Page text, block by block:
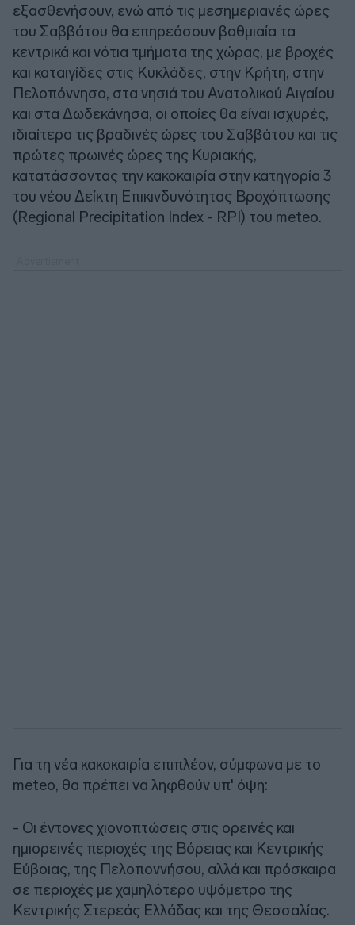
εξασθενήσουν, ενώ από τις μεσημεριανές ώρες
του Σαββάτου θα επηρεάσουν βαθμιαία τα
κεντρικά και νότια τμήματα της χώρας, με βροχές
και καταιγίδες στις Κυκλάδες, στην Κρήτη, στην
Πελοπόννησο, στα νησιά του Ανατολικού Αιγαίου
και στα Δωδεκάνησα, οι οποίες θα είναι ισχυρές,
ιδιαίτερα τις βραδινές ώρες του Σαββάτου και τις
πρώτες πρωινές ώρες της Κυριακής,
κατατάσσοντας την κακοκαιρία στην κατηγορία 3
του νέου Δείκτη Επικινδυνότητας Βροχόπτωσης
(Regional Precipitation Index - RPI) του meteo.
Για τη νέα κακοκαιρία επιπλέον, σύμφωνα με το
meteo, θα πρέπει να ληφθούν υπ' όψη:
- Οι έντονες χιονοπτώσεις στις ορεινές και
ημιορεινές περιοχές της Βόρειας και Κεντρικής
Εύβοιας, της Πελοποννήσου, αλλά και πρόσκαιρα
σε περιοχές με χαμηλότερο υψόμετρο της
Κεντρικής Στερεάς Ελλάδας και της Θεσσαλίας.